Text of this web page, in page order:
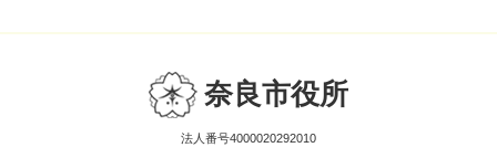
奈良市役所
法人番号4000020292010